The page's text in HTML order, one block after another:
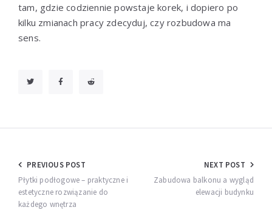
tam, gdzie codziennie powstaje korek, i dopiero po
kilku zmianach pracy zdecyduj, czy rozbudowa ma
sens.
Nawigacja
wpisu
PREVIOUS POST
Płytki podłogowe – praktyczne i
estetyczne rozwiązanie do
każdego wnętrza
NEXT POST
Zabudowa balkonu a wygląd
elewacji budynku